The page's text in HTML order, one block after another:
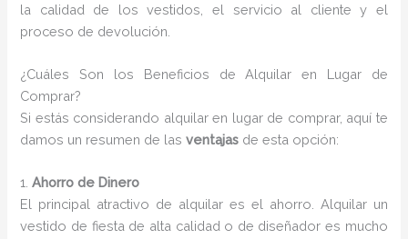
la calidad de los vestidos, el servicio al cliente y el
proceso de devolución.
¿Cuáles Son los Beneficios de Alquilar en Lugar de
Comprar?
Si estás considerando alquilar en lugar de comprar, aquí te
damos un resumen de lasventajas de esta opción:
1.Ahorro de Dinero
El principal atractivo de alquilar es el ahorro. Alquilar un
vestido de fiesta de alta calidad o de diseñador es mucho